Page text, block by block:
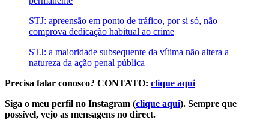
STJ: apreensão em ponto de tráfico, por si só, não
comprova dedicação habitual ao crime
STJ: a maioridade subsequente da vítima não altera a
natureza da ação penal pública
Precisa falar conosco? CONTATO: clique aqui
Siga o meu perfil no Instagram (clique aqui). Sempre que
possível, vejo as mensagens no direct.